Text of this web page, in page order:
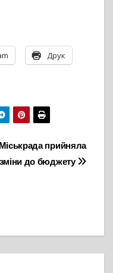
Друк
Міськрада прийняла
зміни до бюджету